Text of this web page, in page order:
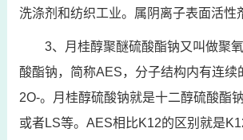
洗涤剂和纺织工业。属阴离子表面活性
3、月桂醇聚醚硫酸酯钠又叫做聚
酸酯钠，简称AES，分子结构内有连续
2O-。月桂醇硫酸钠就是十二醇硫酸酯
或者LS等。AES相比K12的区别就是